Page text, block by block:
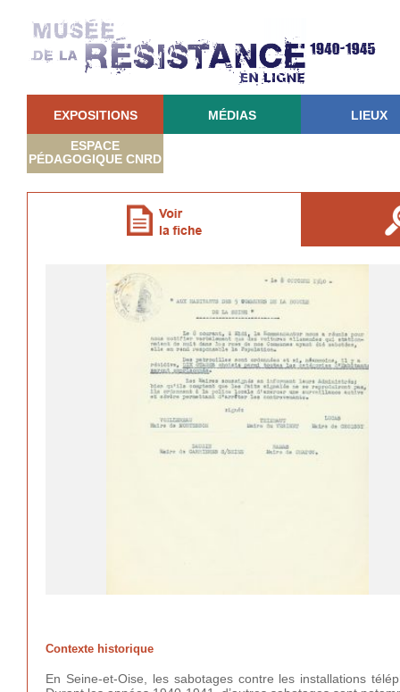
EXPOSITIONS MÉDIAS LIEUX
ESPACE
PÉDAGOGIQUE CNRD
Contexte historique
En Seine-et-Oise, les sabotages contre les installations